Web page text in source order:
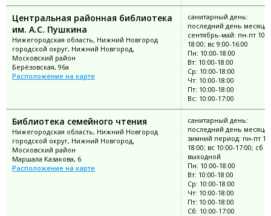
Центральная районная библиотека
им. А.С. Пушкина
Нижегородская область, Нижний Новгород
городской округ, Нижний Новгород,
Московский район
Берёзовская, 96а
Расположение на карте
санитарный день:
последний день месяца;
сентябрь-май: пн-пт
18:00; вс 9:00-16:00
Пн: 10:00-18:00
Вт: 10:00-18:00
Ср: 10:00-18:00
Чт: 10:00-18:00
Пт: 10:00-18:00
Вс: 10:00-17:00
Библиотека семейного чтения
Нижегородская область, Нижний Новгород
городской округ, Нижний Новгород,
Московский район
Маршала Казакова, 6
Расположение на карте
санитарный день:
последний день месяца;
зимний период: пн-пт
18:00; вс 10:00-17:00; сб
выходной
Пн: 10:00-18:00
Вт: 10:00-18:00
Ср: 10:00-18:00
Чт: 10:00-18:00
Пт: 10:00-18:00
Сб: 10:00-17:00